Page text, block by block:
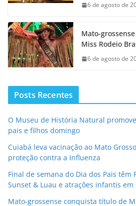
6 de agosto de
Mato-
Miss Rodeio
6 de agosto de
Posts Recentes
O Museu de História Natural
pais e filhos domingo
Cuiabá leva vacinação ao Mato
proteção contra a Influenza
Final de semana do Dia dos Pais têm
Sunset & Luau e atrações infantis em
Mato-grossense conquista título de